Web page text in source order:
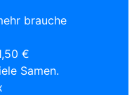
brauche
€
Samen.